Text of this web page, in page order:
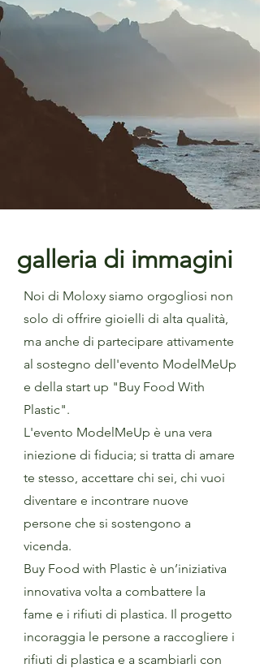
galleria di immagini
Noi di Moloxy siamo orgogliosi non
solo di offrire gioielli di alta qualità,
ma anche di partecipare attivamente
al sostegno dell'evento ModelMeUp
e della start up "Buy Food With
Plastic".
L'evento ModelMeUp è una vera
iniezione di fiducia; si tratta di amare
te stesso, accettare chi sei, chi vuoi
diventare e incontrare nuove
persone che si sostengono a
vicenda.
Buy Food with Plastic è un’iniziativa
innovativa volta a combattere la
fame e i rifiuti di plastica. Il progetto
incoraggia le persone a raccogliere i
rifiuti di plastica e a scambiarli con